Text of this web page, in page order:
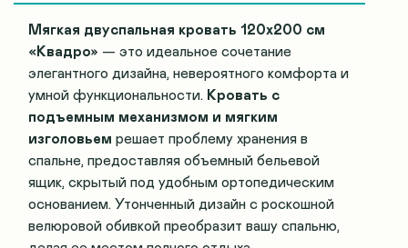
Мягкая двуспальная кровать 120х200 см
«Квадро» — это идеальное сочетание
элегантного дизайна, невероятного комфорта и
умной функциональности. Кровать с
подъемным механизмом и мягким
изголовьем решает проблему хранения в
спальне, предоставляя объемный бельевой
ящик, скрытый под удобным ортопедическим
основанием. Утонченный дизайн с роскошной
велюровой обивкой преобразит вашу спальню,